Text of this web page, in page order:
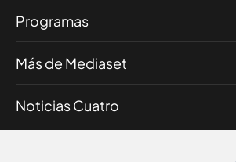
Programas
Más de Mediaset
Noticias Cuatro